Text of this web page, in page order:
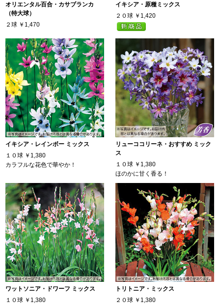
オリエンタル百合・カサブランカ
（特大球）
２球 ￥1,470
イキシア・原種ミックス
２０球 ￥1,420
イキシア・レインボー ミックス
１０球 ￥1,380
カラフルな花色で華やか！
リューココリーネ・おすすめ ミック
ス
１０球 ￥1,380
ほのかに甘く香る！
ワットソニア・ドワーフ ミックス
１０球 ￥1,380
トリトニア・ミックス
２０球 ￥1,380